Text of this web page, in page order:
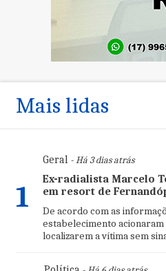
Mais lidas
1
Geral- Há 3 dias atrás
Ex-radialista Marcelo
em resort de
De acordo com as
estabelecimento
localizarem a vítima sem